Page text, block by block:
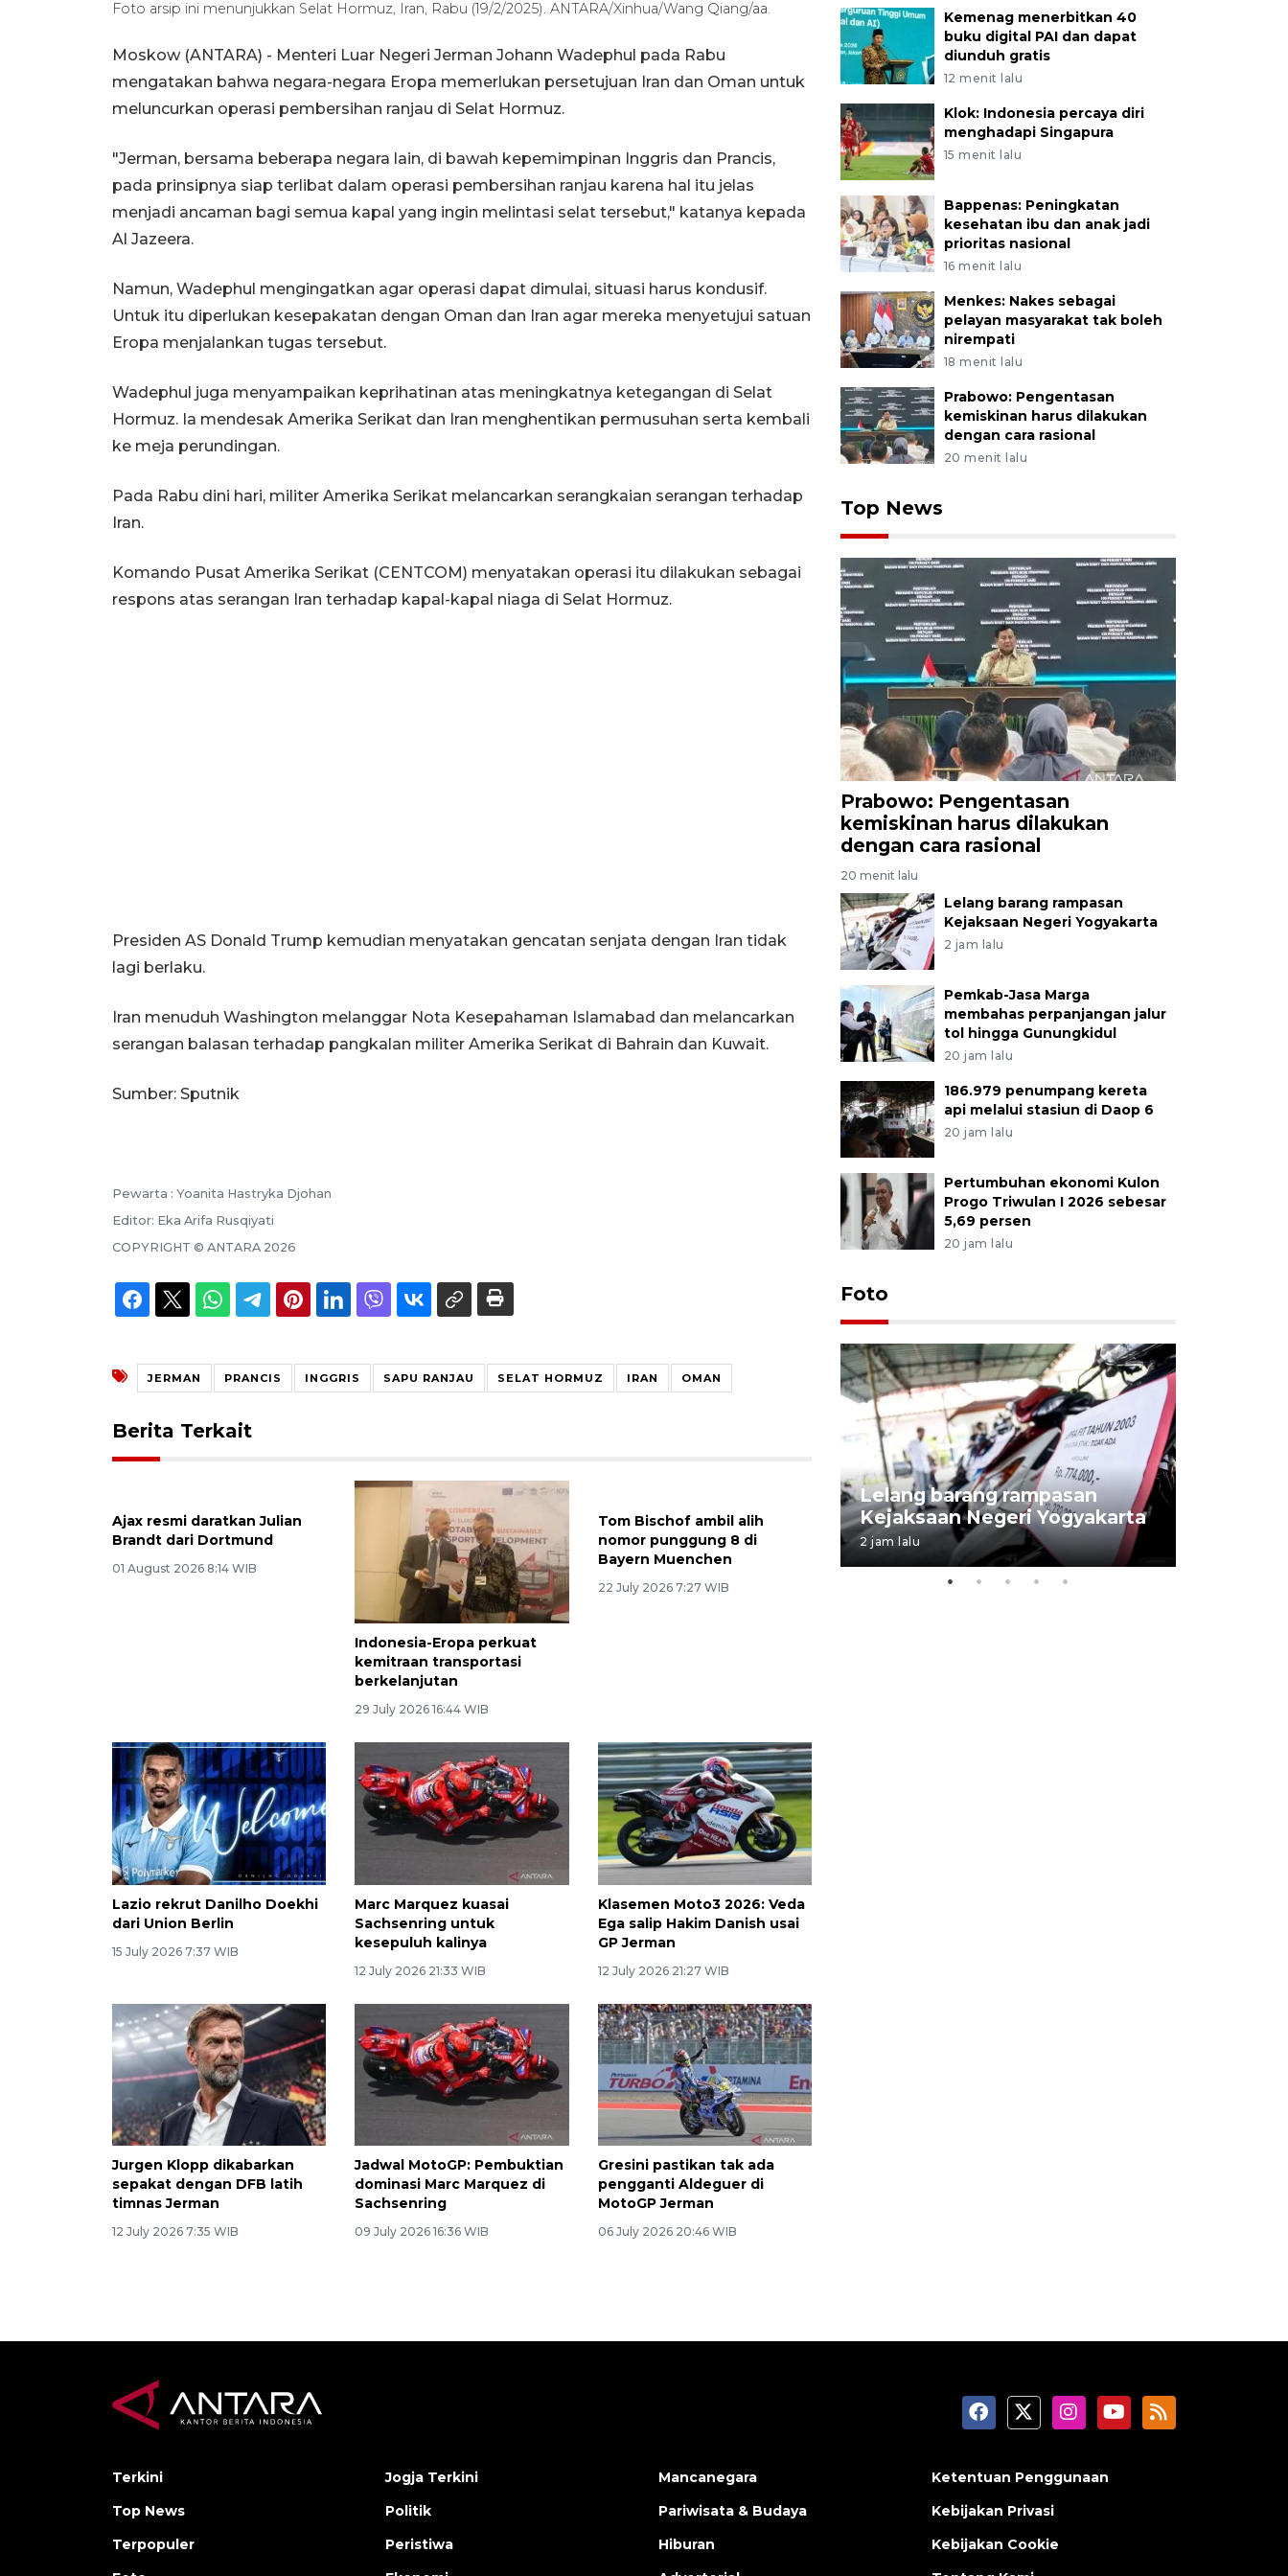
Foto arsip ini menunjukkan Selat Hormuz, Iran, Rabu (19/2/2025). ANTARA/Xinhua/Wang Qiang/aa.
Moskow (ANTARA) - Menteri Luar Negeri Jerman Johann Wadephul pada Rabu
mengatakan bahwa negara-negara Eropa memerlukan persetujuan Iran dan Oman untuk
meluncurkan operasi pembersihan ranjau di Selat Hormuz.
"Jerman, bersama beberapa negara lain, di bawah kepemimpinan Inggris dan Prancis,
pada prinsipnya siap terlibat dalam operasi pembersihan ranjau karena hal itu jelas
menjadi ancaman bagi semua kapal yang ingin melintasi selat tersebut," katanya kepada
Al Jazeera.
Namun, Wadephul mengingatkan agar operasi dapat dimulai, situasi harus kondusif.
Untuk itu diperlukan kesepakatan dengan Oman dan Iran agar mereka menyetujui satuan
Eropa menjalankan tugas tersebut.
Wadephul juga menyampaikan keprihatinan atas meningkatnya ketegangan di Selat
Hormuz. Ia mendesak Amerika Serikat dan Iran menghentikan permusuhan serta kembali
ke meja perundingan.
Pada Rabu dini hari, militer Amerika Serikat melancarkan serangkaian serangan terhadap
Iran.
Komando Pusat Amerika Serikat (CENTCOM) menyatakan operasi itu dilakukan sebagai
respons atas serangan Iran terhadap kapal-kapal niaga di Selat Hormuz.
Presiden AS Donald Trump kemudian menyatakan gencatan senjata dengan Iran tidak
lagi berlaku.
Iran menuduh Washington melanggar Nota Kesepahaman Islamabad dan melancarkan
serangan balasan terhadap pangkalan militer Amerika Serikat di Bahrain dan Kuwait.
Sumber: Sputnik
Pewarta : Yoanita Hastryka Djohan
Editor: Eka Arifa Rusqiyati
COPYRIGHT © ANTARA 2026
JERMAN PRANCIS INGGRIS SAPU RANJAU SELAT HORMUZ IRAN OMAN
Berita Terkait
Ajax resmi daratkan Julian
Brandt dari Dortmund
01 August 2026 8:14 WIB
Indonesia-Eropa perkuat
kemitraan transportasi
berkelanjutan
29 July 2026 16:44 WIB
Lazio rekrut Danilho Doekhi
dari Union Berlin
15 July 2026 7:37 WIB
Marc Marquez kuasai
Sachsenring untuk
kesepuluh kalinya
12 July 2026 21:33 WIB
Klasemen Moto3 2026: Veda
Ega salip Hakim Danish usai
GP Jerman
12 July 2026 21:27 WIB
Jurgen Klopp dikabarkan
sepakat dengan DFB latih
timnas Jerman
12 July 2026 7:35 WIB
Jadwal MotoGP: Pembuktian
dominasi Marc Marquez di
Sachsenring
09 July 2026 16:36 WIB
Gresini pastikan tak ada
pengganti Aldeguer di
MotoGP Jerman
06 July 2026 20:46 WIB
Kemenag menerbitkan 40
buku digital PAI dan dapat
diunduh gratis
12 menit lalu
Klok: Indonesia percaya diri
menghadapi Singapura
15 menit lalu
Bappenas: Peningkatan
kesehatan ibu dan anak jadi
prioritas nasional
16 menit lalu
Menkes: Nakes sebagai
pelayan masyarakat tak boleh
nirempati
18 menit lalu
Prabowo: Pengentasan
kemiskinan harus dilakukan
dengan cara rasional
20 menit lalu
Top News
Prabowo: Pengentasan
kemiskinan harus dilakukan
dengan cara rasional
20 menit lalu
Lelang barang rampasan
Kejaksaan Negeri Yogyakarta
2 jam lalu
Pemkab-Jasa Marga
membahas perpanjangan jalur
tol hingga Gunungkidul
20 jam lalu
186.979 penumpang kereta
api melalui stasiun di Daop 6
20 jam lalu
Pertumbuhan ekonomi Kulon
Progo Triwulan I 2026 sebesar
5,69 persen
20 jam lalu
Foto
Yogyakarta Gamelan Festival
03 August 2026 12:31 WIB
Lelang barang rampasan
Kejaksaan Negeri Yogyakarta
2 jam lalu
Terkini
Top News
Terpopuler
Jogja Terkini
Politik
Peristiwa
Mancanegara
Pariwisata & Budaya
Hiburan
Ketentuan Penggunaan
Kebijakan Privasi
Kebijakan Cookie